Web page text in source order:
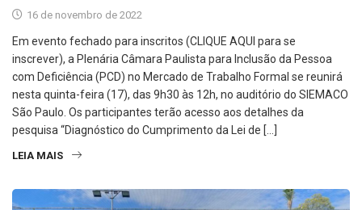
16 de novembro de 2022
Em evento fechado para inscritos (CLIQUE AQUI para se
inscrever), a Plenária Câmara Paulista para Inclusão da Pessoa
com Deficiência (PCD) no Mercado de Trabalho Formal se reunirá
nesta quinta-feira (17), das 9h30 às 12h, no auditório do SIEMACO
São Paulo. Os participantes terão acesso aos detalhes da
pesquisa “Diagnóstico do Cumprimento da Lei de […]
LEIA MAIS